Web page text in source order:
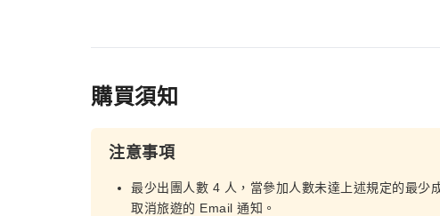
購買須知
注意事項
最少出團人數 4 人，當參加人數未達上述規定的最少
取消旅遊的 Email 通知。